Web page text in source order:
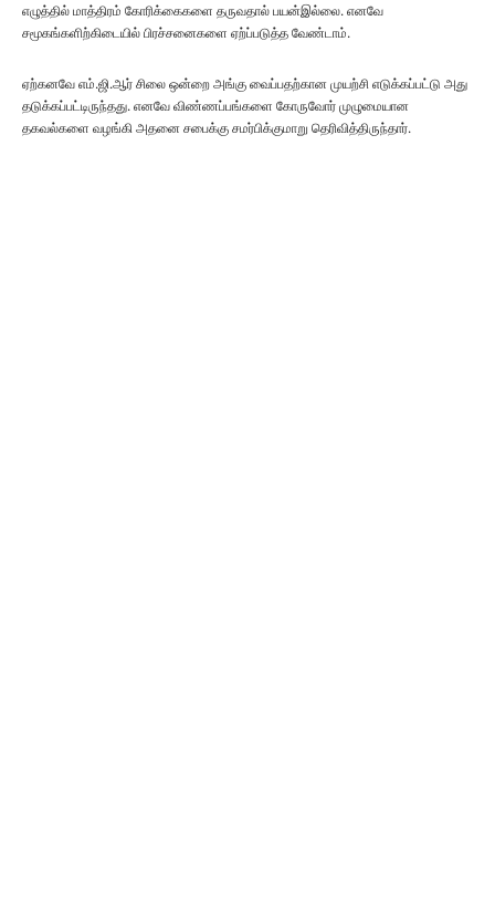
எழுத்தில் மாத்திரம் கோரிக்கைகளை தருவதால் பயன்இல்லை. எனவே
சமூகங்களிற்கிடையில் பிரச்சனைகளை ஏற்ப்படுத்த வேண்டாம்.
ஏற்கனவே எம்.ஜி.ஆர் சிலை ஒன்றை அங்கு வைப்பதற்கான முயற்சி எடுக்கப்பட்டு அது
தடுக்கப்பட்டிருந்தது. எனவே விண்ணப்பங்களை கோருவோர் முழுமையான
தகவல்களை வழங்கி அதனை சபைக்கு சமர்பிக்குமாறு தெரிவித்திருந்தார்.